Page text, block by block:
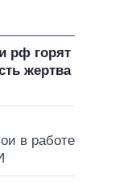
рф горят
жертва
в работе